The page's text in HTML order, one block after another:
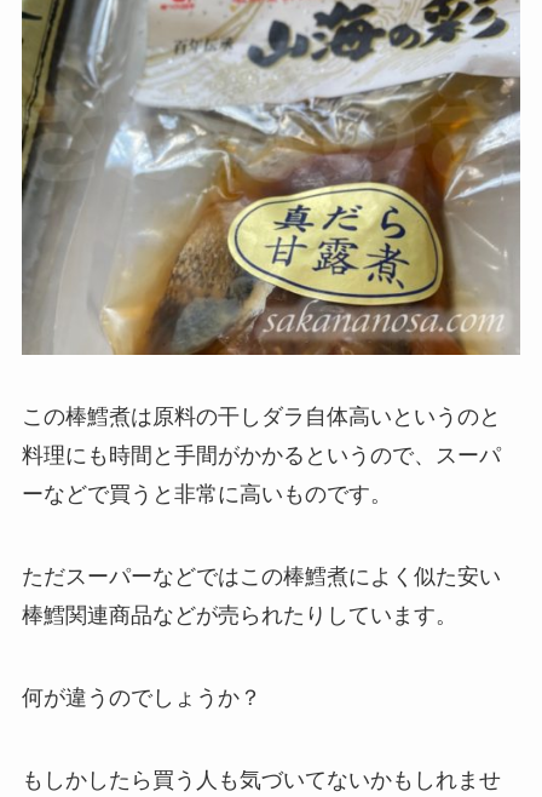
この棒鱈煮は原料の干しダラ自体高いというのと
料理にも時間と手間がかかるというので、スーパ
ーなどで買うと非常に高いものです。
ただスーパーなどではこの棒鱈煮によく似た安い
棒鱈関連商品などが売られたりしています。
何が違うのでしょうか？
もしかしたら買う人も気づいてないかもしれませ